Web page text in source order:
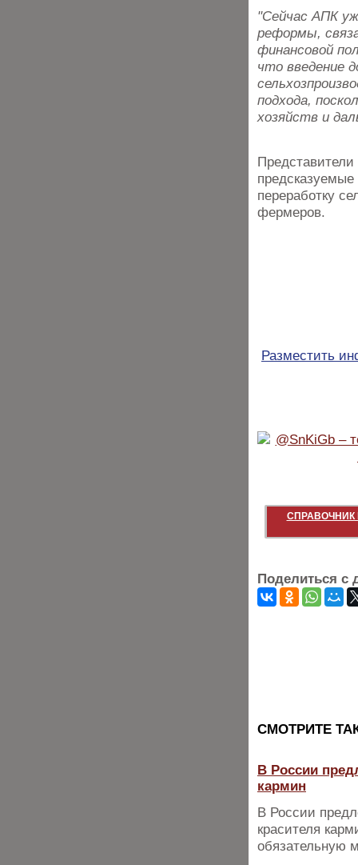
"Сейчас АПК
реформы,
финансовой
что введение
подхода,
хозяйств и
переработку
фермеров.
Разместить
СПРАВОЧНИК
Поделиться с
CМОТРИТЕ
В России
кармин
В России
красителя
обязательную